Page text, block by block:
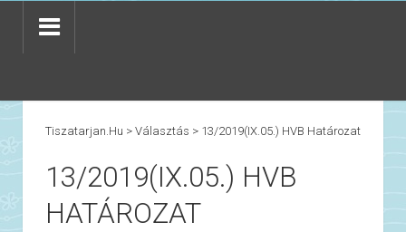
Tiszatarjan.hu > Választás > 13/2019(IX.05.) HVB Határozat
13/2019(IX.05.) HVB
HATÁROZAT